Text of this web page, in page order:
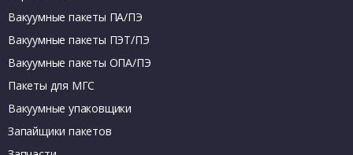
Вакуумные пакеты ПА/ПЭ
Вакуумные пакеты ПЭТ/ПЭ
Вакуумные пакеты ОПА/ПЭ
Пакеты для МГС
Вакуумные упаковщики
Запайщики пакетов